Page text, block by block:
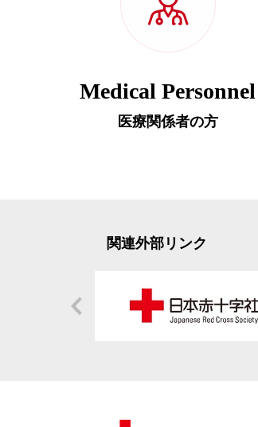
Medical Personnel
医療関係者の方
関連外部リンク